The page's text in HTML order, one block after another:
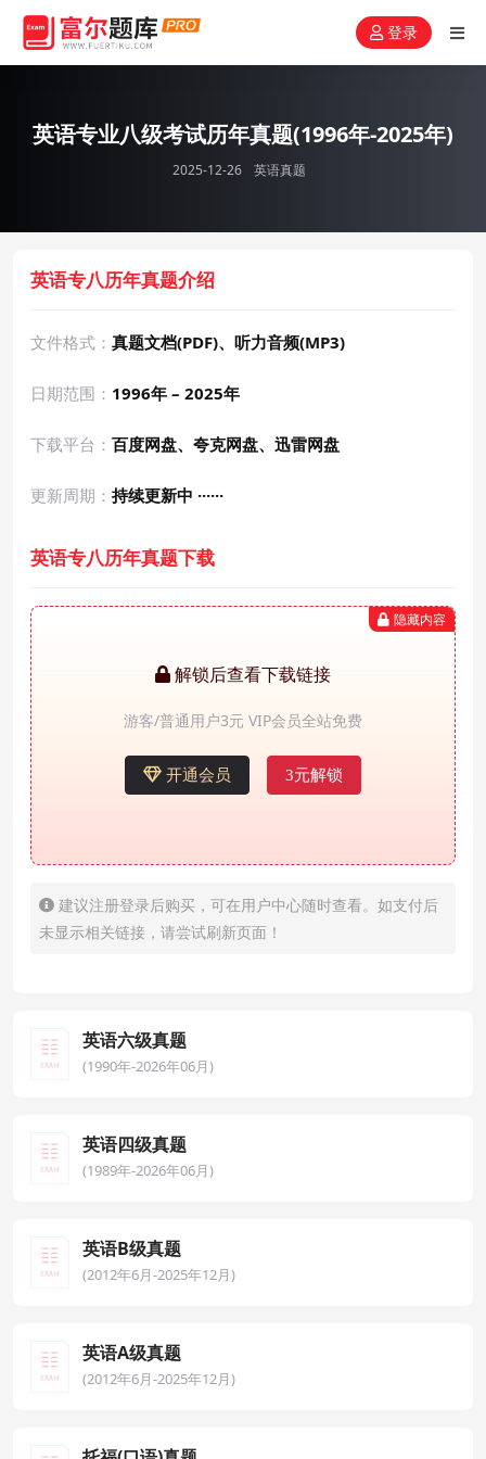
登录
英语专业八级考试历年真题(1996年-2025年)
2025-12-26 英语真题
英语专八历年真题介绍
文件格式： 真题文档(PDF)、听力音频(MP3)
日期范围： 1996年 – 2025年
下载平台： 百度网盘、夸克网盘、迅雷网盘
更新周期： 持续更新中 ······
英语专八历年真题下载
隐藏内容
解锁后查看下载链接
游客/普通用户3元 VIP会员全站免费
开通会员 3元解锁
建议注册登录后购买，可在用户中心随时查看。如支付后
未显示相关链接，请尝试刷新页面！
英语六级真题
(1990年-2026年06月)
英语四级真题
(1989年-2026年06月)
英语B级真题
(2012年6月-2025年12月)
英语A级真题
(2012年6月-2025年12月)